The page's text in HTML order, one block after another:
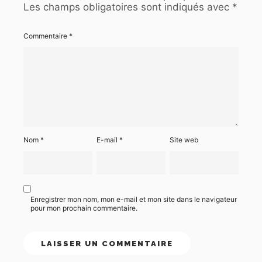
Les champs obligatoires sont indiqués avec *
Commentaire *
Nom * E-mail* Site web
Enregistrer mon nom, mon e-mail et mon site dans le navigateur
pour mon prochain commentaire.